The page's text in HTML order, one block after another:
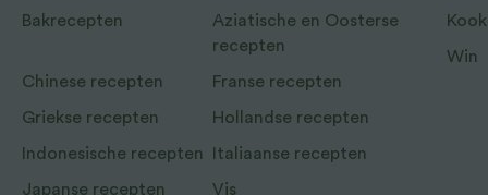
Bakrecepten
Aziatische en Oosterse
recepten
Chinese recepten Franse recepten
Griekse recepten Hollandse recepten
Indonesische recepten Italiaanse recepten
Japanse recepten Vis
Win